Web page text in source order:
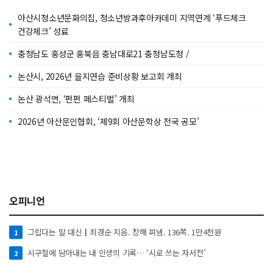
아산시청소년문화의집, 청소년방과후아카데미 지역연계 ‘푸드체크
건강체크’ 성료
충청남도 홍성군 홍북읍 충남대로21 충청남도청 /
논산시, 2026년 을지연습 준비상황 보고회 개최
논산 광석면, ‘펀펀 페스티벌’ 개최
2026년 아산문인협회, ‘제9회 아산문학상 전국 공모’
오피니언
1 그립다는 말 대신┃최경순 지음. 창해 펴냄. 136쪽. 1만4천원
2 시구절에 담아내는 내 인생의 기록… ‘시로 쓰는 자서전’